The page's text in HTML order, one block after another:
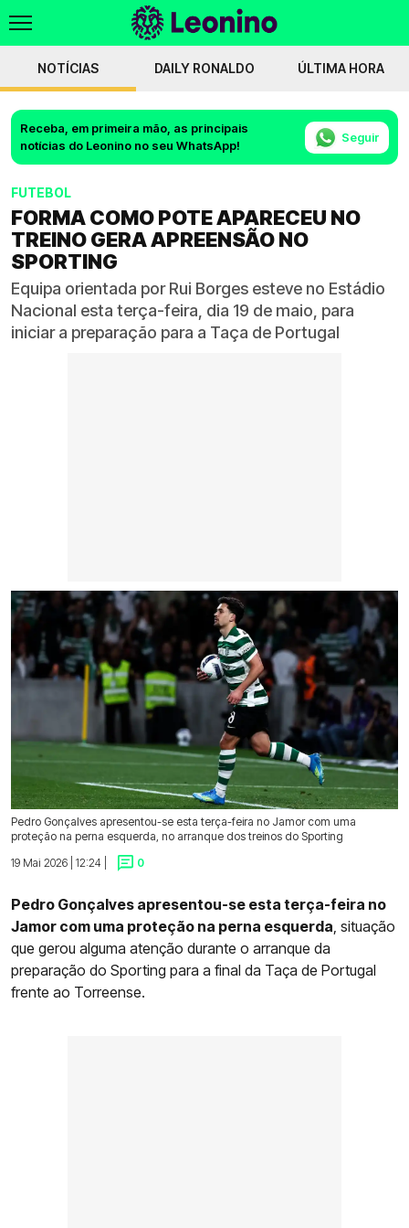
NOTÍCIAS DAILY RONALDO ÚLTIMA HORA
Receba, em primeira mão, as principais
notícias do Leonino no seu WhatsApp!
Seguir
FUTEBOL
FORMA COMO POTE APARECEU NO
TREINO GERA APREENSÃO NO
SPORTING
Equipa orientada por Rui Borges esteve no Estádio
Nacional esta terça-feira, dia 19 de maio, para
iniciar a preparação para a Taça de Portugal
Pedro Gonçalves apresentou-se esta terça-feira no Jamor com uma
proteção na perna esquerda, no arranque dos treinos do Sporting
19 Mai 2026 | 12:24 |
0
Pedro Gonçalves apresentou-se esta terça-feira no
Jamor com uma proteção na perna esquerda, situação
que gerou alguma atenção durante o arranque da
preparação do Sporting para a final da Taça de Portugal
frente ao Torreense.